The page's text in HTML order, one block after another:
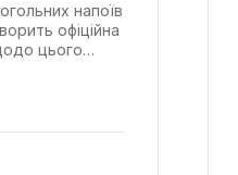
напоїв
офіційна
цього